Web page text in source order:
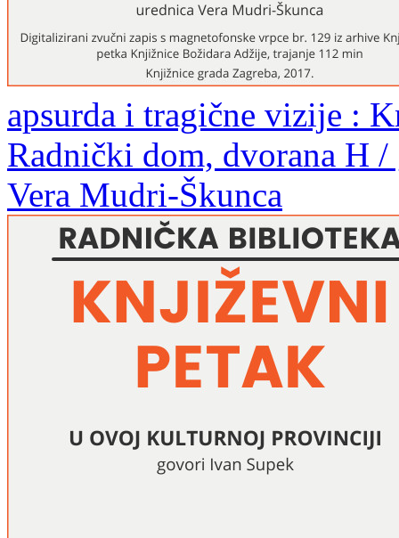
apsurda i tragične vizije :
Radnički dom, dvorana H
Vera Mudri-Škunca